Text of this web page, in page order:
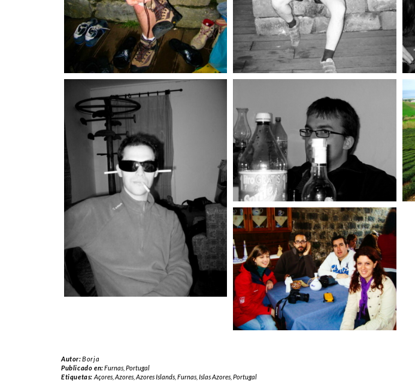
Autor:Borja
Publicado en:Furnas ,Portugal
Etiquetas: Açores, Azores, Azores Islands, Furnas, Islas Azores, Portugal